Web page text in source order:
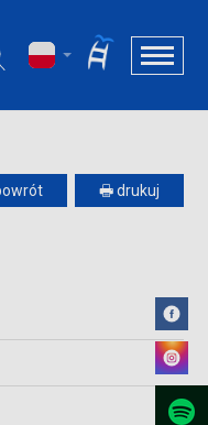
🖶 drukuj